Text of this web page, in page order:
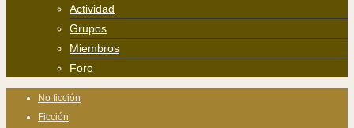
Actividad
Grupos
Miembros
Foro
No ficción
Ficción